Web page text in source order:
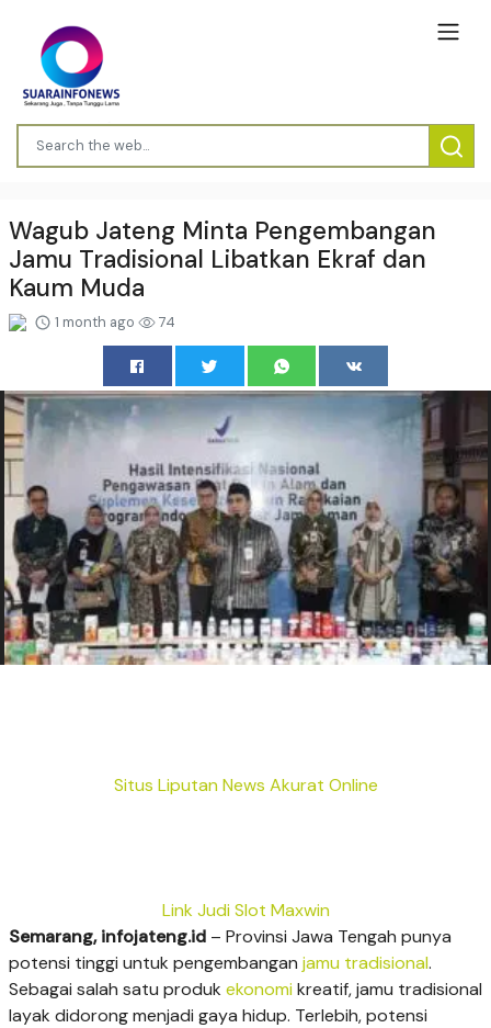
Wagub Jateng Minta Pengembangan
Jamu Tradisional Libatkan Ekraf dan
Kaum Muda
1 month ago 74
Situs Liputan News Akurat Online
Link Judi Slot Maxwin
Semarang, infojateng.id – Provinsi Jawa Tengah punya
potensi tinggi untuk pengembangan jamu tradisional.
Sebagai salah satu produk ekonomi kreatif, jamu tradisional
layak didorong menjadi gaya hidup. Terlebih, potensi